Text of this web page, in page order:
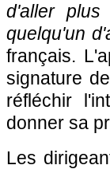
d'aller
quelqu'un
français.
signature
réfléchir
donner sa
Les